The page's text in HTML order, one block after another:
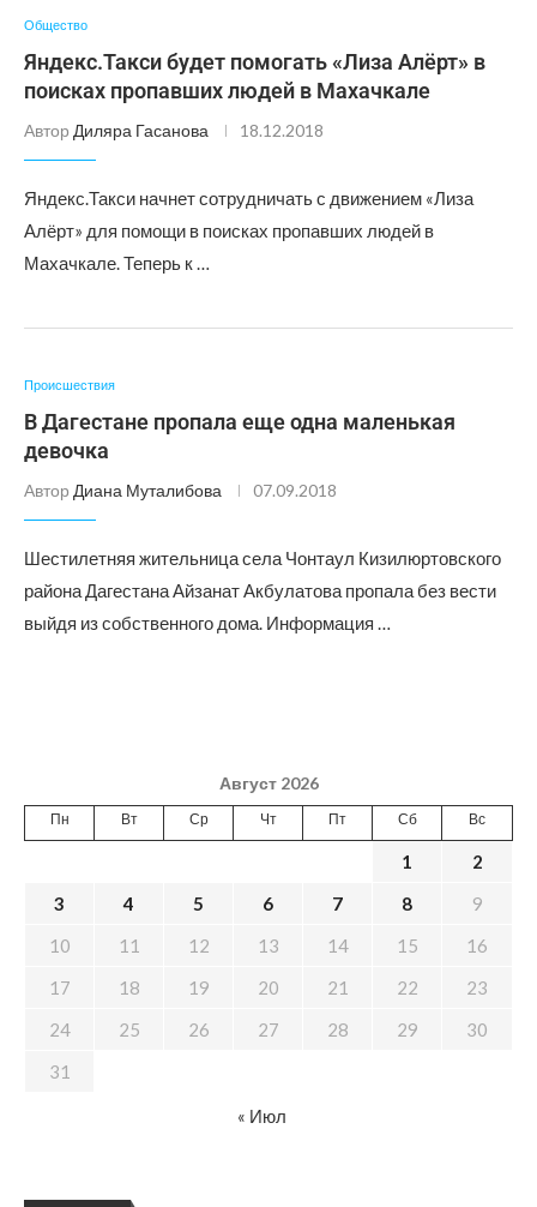
Общество
Яндекс.Такси будет помогать «Лиза Алёрт» в
поисках пропавших людей в Махачкале
Автор Диляра Гасанова 18.12.2018
Яндекс.Такси начнет сотрудничать с движением «Лиза
Алёрт» для помощи в поисках пропавших людей в
Махачкале. Теперь к …
Происшествия
В Дагестане пропала еще одна маленькая
девочка
Автор Диана Муталибова 07.09.2018
Шестилетняя жительница села Чонтаул Кизилюртовского
района Дагестана Айзанат Акбулатова пропала без вести
выйдя из собственного дома. Информация …
Август 2026
Пн Вт Ср Чт Пт Сб Вс
1
2
3
4 5 6 7 8
9
10
11 12 13 14 15
16
17
18 19 20 21 22
23
24
25 26 27 28 29
30
31
« Июл